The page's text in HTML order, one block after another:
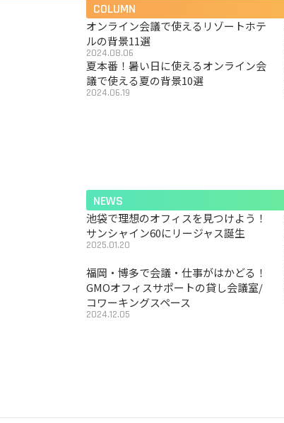
COLUMN
オンライン会議で使えるリゾートホテ
ルの背景11選
2024.08.06
夏本番！暑い日に使えるオンライン会
議で使える夏の背景10選
2024.06.19
NEWS
池袋で理想のオフィスを見つけよう！
サンシャイン60にリージャス誕生
2025.01.20
福岡・博多で会議・仕事がはかどる！
GMOオフィスサポートの貸し会議室/
コワーキングスペース
2024.12.05